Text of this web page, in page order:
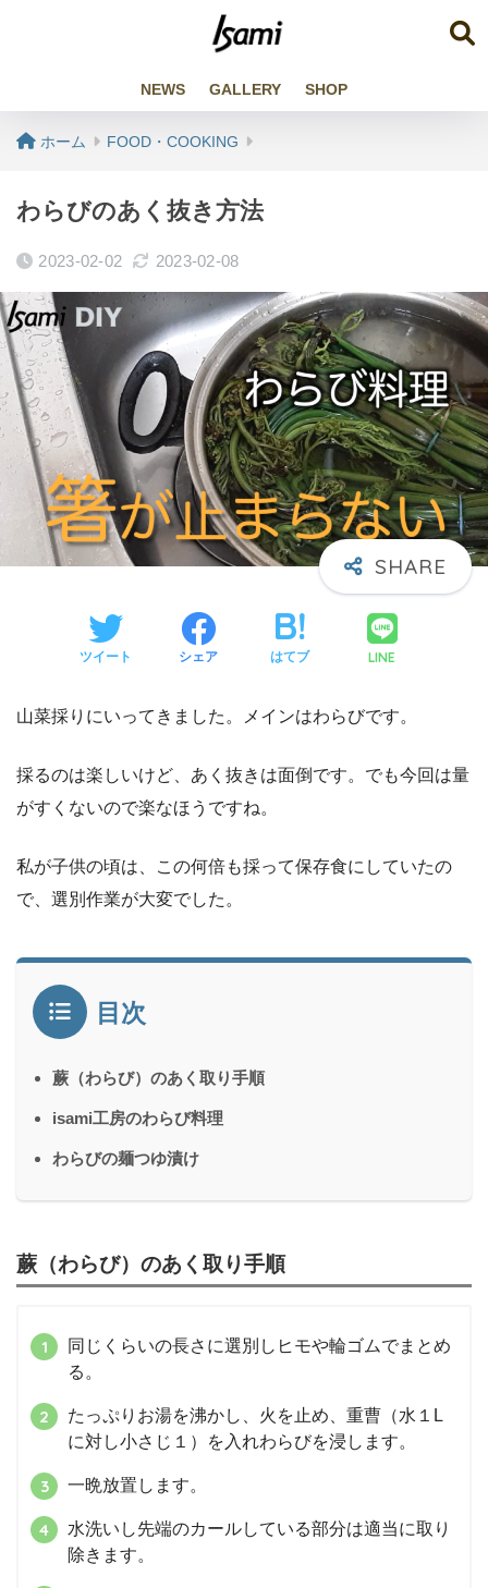
NEWS GALLERY SHOP
ホーム FOOD・COOKING
わらびのあく抜き方法
2023-02-02 2023-02-08
ツイート シェア はてブ LINE
山菜採りにいってきました。メインはわらびです。
採るのは楽しいけど、あく抜きは面倒です。でも今回は量
がすくないので楽なほうですね。
私が子供の頃は、この何倍も採って保存食にしていたの
で、選別作業が大変でした。
目次
蕨（わらび）のあく取り手順
isami工房のわらび料理
わらびの麺つゆ漬け
蕨（わらび）のあく取り手順
同じくらいの長さに選別しヒモや輪ゴムでまとめ
る。
たっぷりお湯を沸かし、火を止め、重曹（水１L
に対し小さじ１）を入れわらびを浸します。
一晩放置します。
水洗いし先端のカールしている部分は適当に取り
除きます。